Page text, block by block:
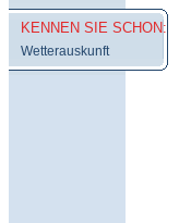
KENNEN SIE SCHON:
Wetterauskunft